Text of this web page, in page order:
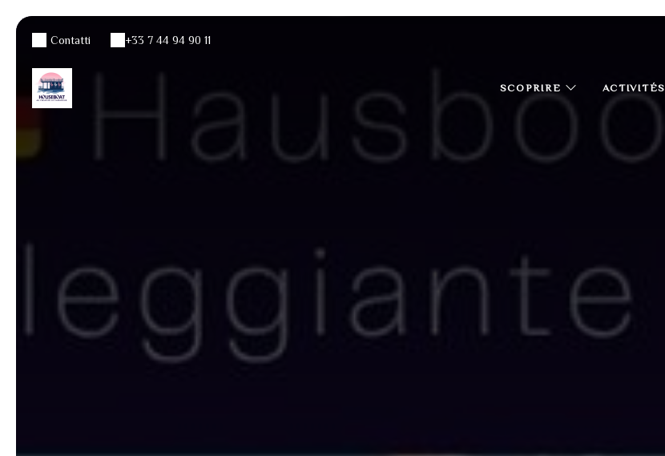
Contatti +33 7 44 94 90 11
SCOPRIRE ACTIVITÉS